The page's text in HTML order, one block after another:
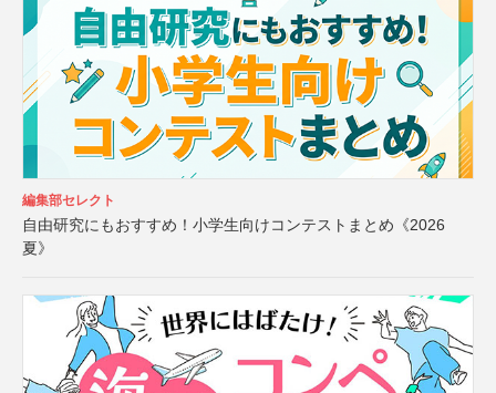
編集部セレクト
自由研究にもおすすめ！小学生向けコンテストまとめ《2026
夏》